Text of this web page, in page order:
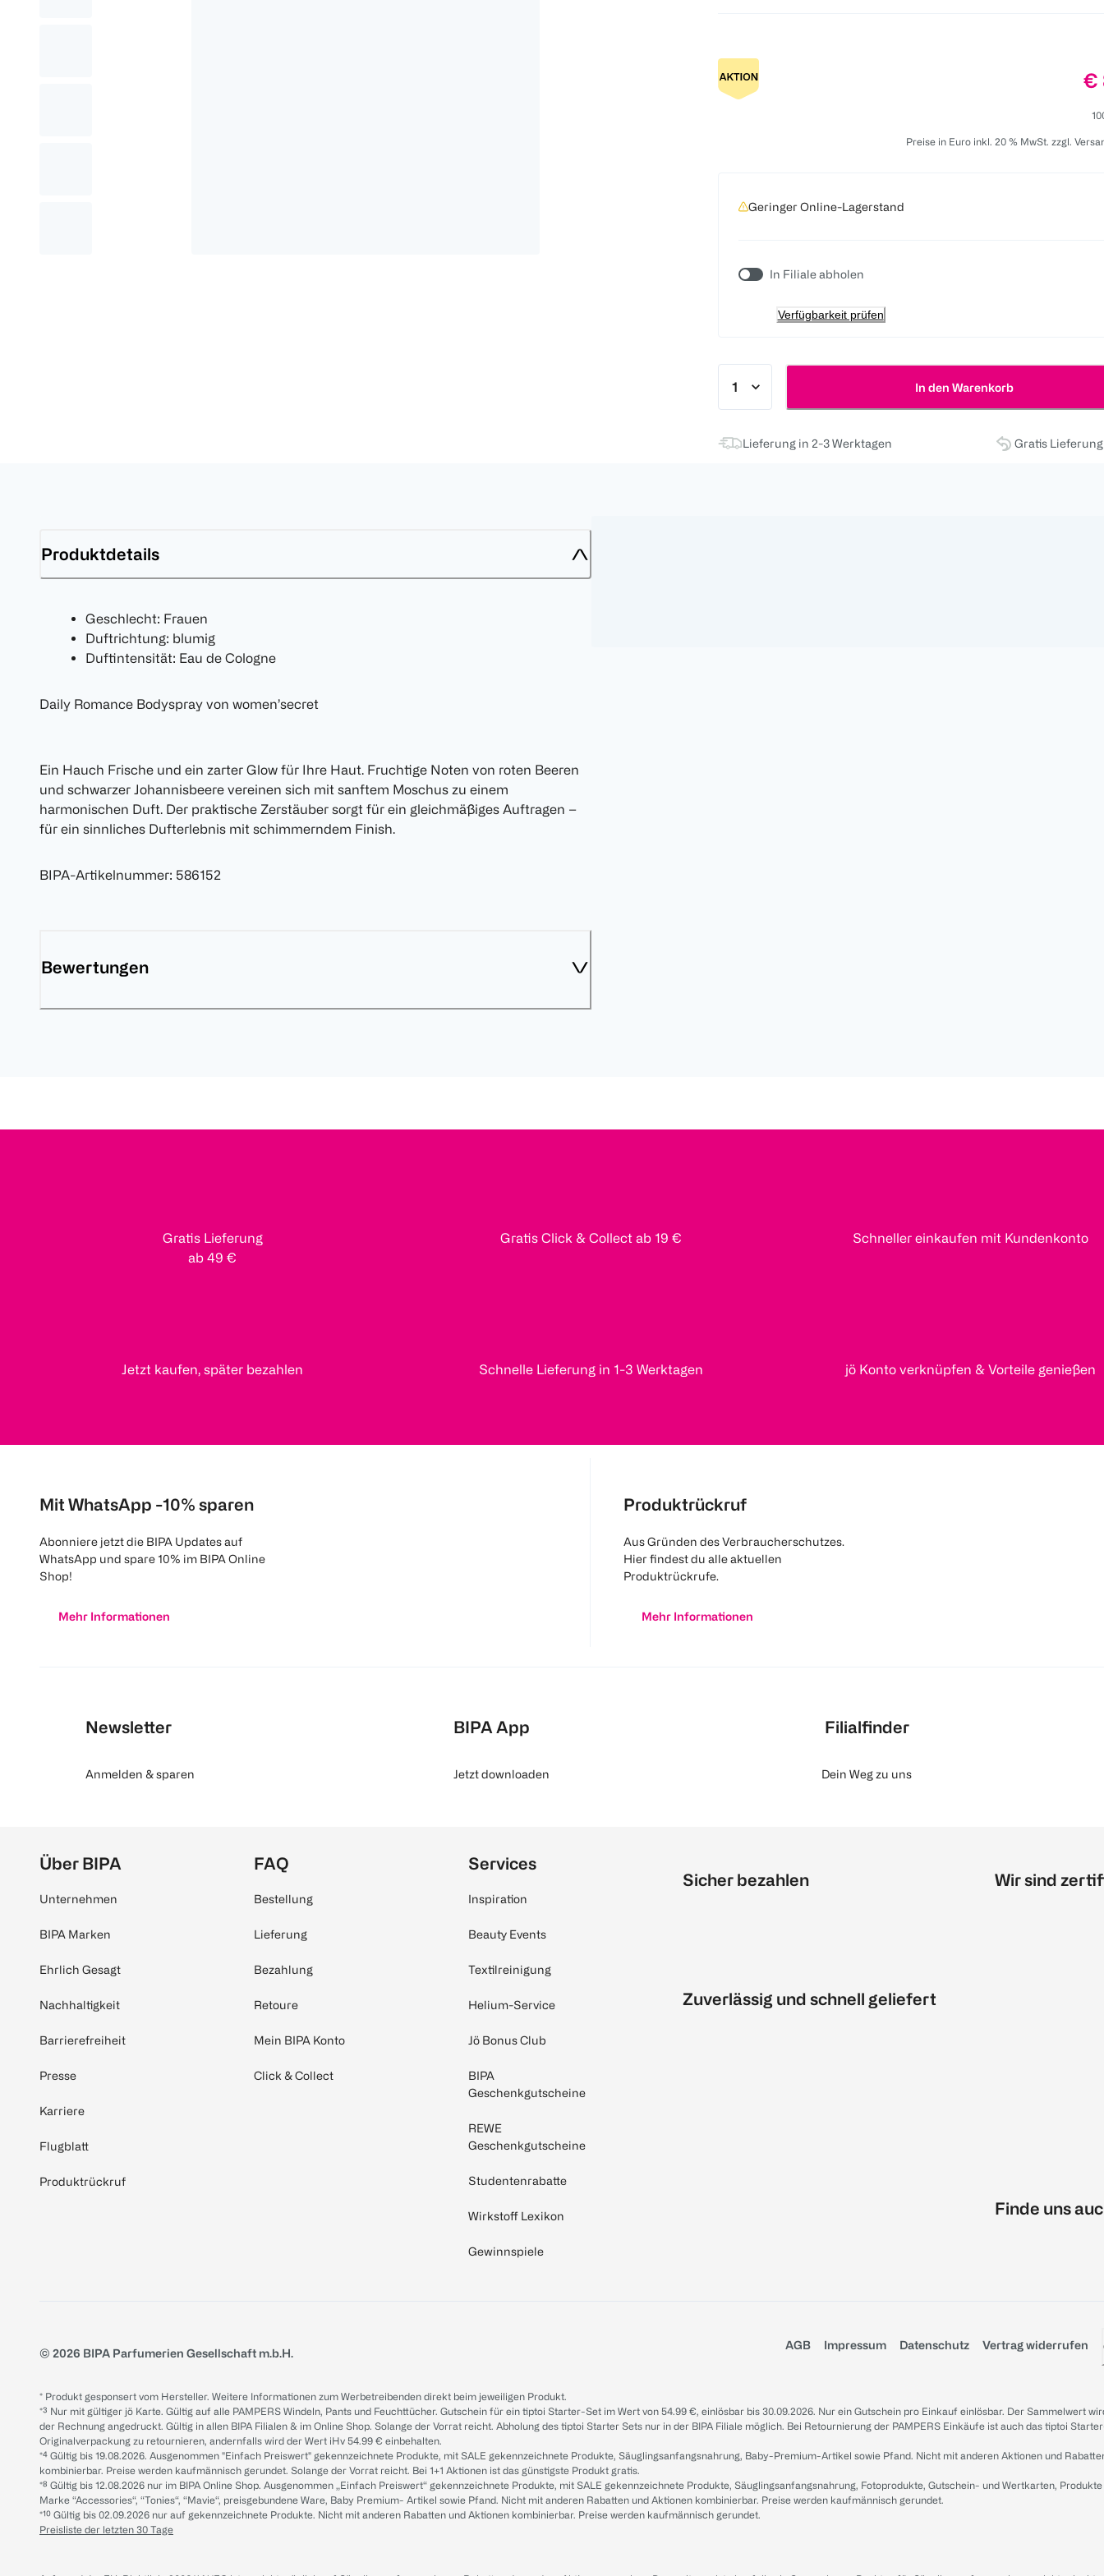
€
Preise in Euro inkl. 20 % MwSt. zzgl.
Geringer Online-Lagerstand
In Filiale abholen
Verfügbarkeit prüfen
In den Warenkorb
Lieferung in 2-3 Werktagen Gratis
Produktdetails
Geschlecht: Frauen
Duftrichtung: blumig
Duftintensität: Eau de Cologne
Daily Romance Bodyspray von women’secret
Ein Hauch Frische und ein zarter Glow für Ihre Haut. Fruchtige Noten von roten Beeren
und schwarzer Johannisbeere vereinen sich mit sanftem Moschus zu einem
harmonischen Duft. Der praktische Zerstäuber sorgt für ein gleichmäßiges Auftragen –
für ein sinnliches Dufterlebnis mit schimmerndem Finish.
BIPA-Artikelnummer: 586152
Bewertungen
Gratis Lieferung
ab 49 €
Gratis Click & Collect ab 19 € Schneller einkaufen mit Kundenkonto
Jetzt kaufen, später bezahlen Schnelle Lieferung in 1-3 Werktagen jö Konto verknüpfen & Vorteile genießen
Mit WhatsApp -10% sparen
Abonniere jetzt die BIPA Updates auf
WhatsApp und spare 10% im BIPA Online
Shop!
Mehr Informationen
Produktrückruf
Aus Gründen des Verbraucherschutzes.
Hier findest du alle aktuellen
Produktrückrufe.
Mehr Informationen
Newsletter
Anmelden & sparen
BIPA App
Jetzt downloaden
Filialfinder
Dein Weg zu uns
Über BIPA
Unternehmen
BIPA Marken
Ehrlich Gesagt
Nachhaltigkeit
Barrierefreiheit
Presse
Karriere
Flugblatt
Produktrückruf
FAQ
Bestellung
Lieferung
Bezahlung
Retoure
Mein BIPA Konto
Click & Collect
Services
Inspiration
Beauty Events
Textilreinigung
Helium-Service
Jö Bonus Club
BIPA
Geschenkgutscheine
REWE
Geschenkgutscheine
Studentenrabatte
Wirkstoff Lexikon
Gewinnspiele
Sicher bezahlen
Zuverlässig und schnell geliefert
Wir sind
Finde uns
© 2026 BIPA Parfumerien Gesellschaft m.b.H.
AGB Impressum Datenschutz Vertrag widerrufen
* Produkt gesponsert vom Hersteller. Weitere Informationen zum Werbetreibenden direkt beim jeweiligen Produkt.
*³ Nur mit gültiger jö Karte. Gültig auf alle PAMPERS Windeln, Pants und Feuchttücher. Gutschein für ein tiptoi Starter-Set im Wert von 54.99 €, einlösbar bis 30.09.2026. Nur ein Gutschein pro Einkauf einlösbar. Der Sammelwert
der Rechnung angedruckt. Gültig in allen BIPA Filialen & im Online Shop. Solange der Vorrat reicht. Abholung des tiptoi Starter Sets nur in der BIPA Filiale möglich. Bei Retournierung der PAMPERS Einkäufe ist auch das tiptoi
Originalverpackung zu retournieren, andernfalls wird der Wert iHv 54.99 € einbehalten.
*⁴ Gültig bis 19.08.2026. Ausgenommen "Einfach Preiswert" gekennzeichnete Produkte, mit SALE gekennzeichnete Produkte, Säuglingsanfangsnahrung, Baby-Premium-Artikel sowie Pfand. Nicht mit anderen Aktionen und
kombinierbar. Preise werden kaufmännisch gerundet. Solange der Vorrat reicht. Bei 1+1 Aktionen ist das günstigste Produkt gratis.
*⁸ Gültig bis 12.08.2026 nur im BIPA Online Shop. Ausgenommen „Einfach Preiswert“ gekennzeichnete Produkte, mit SALE gekennzeichnete Produkte, Säuglingsanfangsnahrung, Fotoprodukte, Gutschein- und Wertkarten,
Marke “Accessories“, “Tonies“, “Mavie“, preisgebundene Ware, Baby Premium- Artikel sowie Pfand. Nicht mit anderen Rabatten und Aktionen kombinierbar. Preise werden kaufmännisch gerundet.
*¹⁰ Gültig bis 02.09.2026 nur auf gekennzeichnete Produkte. Nicht mit anderen Rabatten und Aktionen kombinierbar. Preise werden kaufmännisch gerundet.
Preisliste der letzten 30 Tage